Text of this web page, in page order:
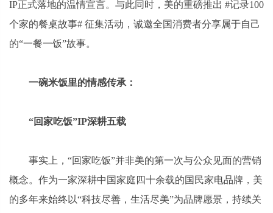
IP正式落地的温情宣言。与此同时，美的重磅推出 #记录100
个家的餐桌故事# 征集活动，诚邀全国消费者分享属于自己
的“一餐一饭”故事。
一碗米饭里的情感传承：
“回家吃饭”IP深耕五载
事实上，“回家吃饭”并非美的第一次与公众见面的营销
概念。作为一家深耕中国家庭四十余载的国民家电品牌，美
的多年来始终以“科技尽善，生活尽美”为品牌愿景，持续关